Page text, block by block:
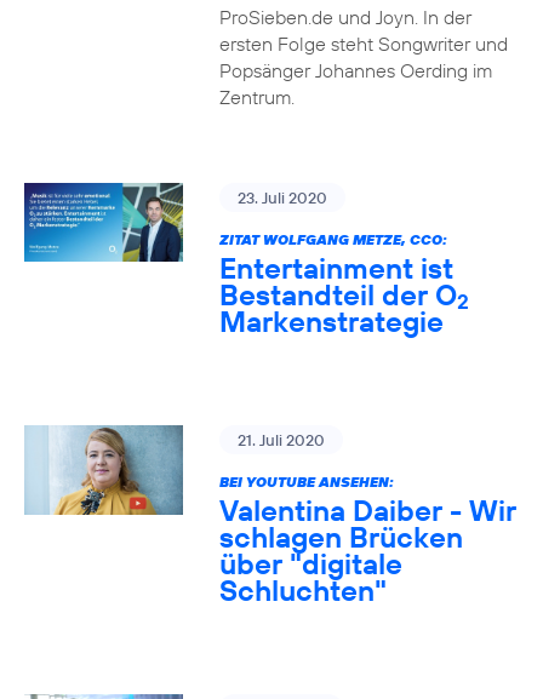
ProSieben.de und Joyn. In der
ersten Folge steht Songwriter und
Popsänger Johannes Oerding im
Zentrum.
23. Juli 2020
ZITAT WOLFGANG METZE, CCO:
Entertainment ist
Bestandteil der O2
Markenstrategie
21. Juli 2020
BEI YOUTUBE ANSEHEN:
Valentina Daiber - Wir
schlagen Brücken
über "digitale
Schluchten"